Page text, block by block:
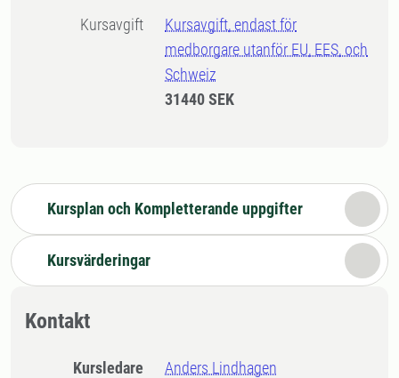
Kursavgift
Kursavgift, endast för
medborgare utanför EU, EES, och
Schweiz
31440 SEK
Kursplan och Kompletterande uppgifter
Kursvärderingar
Kontakt
Kursledare Anders Lindhagen